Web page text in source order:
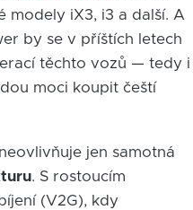
modely iX3, i3 a další. A
by se v příštích letech
těchto vozů — tedy i
moci koupit čeští
jen samotná
. S rostoucím
(V2G), kdy